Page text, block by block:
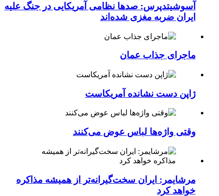
آسوشیتدپرس: صدها نظامی آمریکایی در جنگ علیه
ایران ضربه مغزی شده‌اند
ماجرای جذاب عمان
ژاپن دست نشانده آمریکاست
وقتی واژه‌ها لباس عوض می‌کنند
مرشایمر: ایران سخت‌گیرانه‌تر از همیشه مذاکره
خواهد کرد